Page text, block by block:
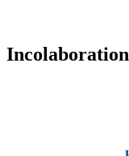
Incolaboration